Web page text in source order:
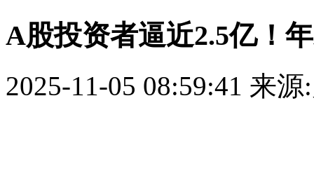
A股投资者逼近2.5亿！
2025-11-05 08:59:41 来源